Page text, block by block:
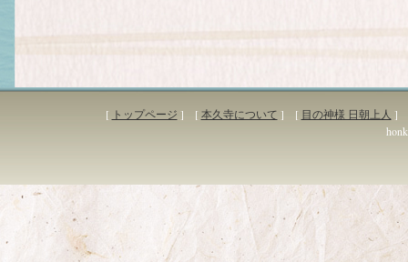
[ トップページ ] [ 本久寺について ] [ 目の神様 日朝上人 ]